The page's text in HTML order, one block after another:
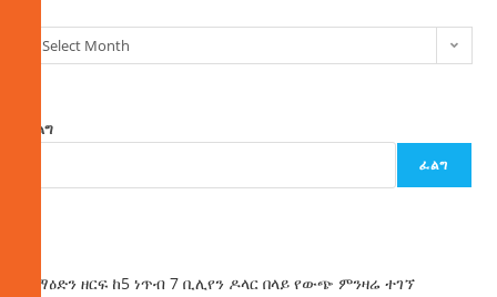
Select Month
ፈልግ
ፈልግ
ከማዕድን ዘርፍ ከ5 ነጥብ 7 ቢሊየን ዶላር በላይ የውጭ ምንዛሬ ተገኘ